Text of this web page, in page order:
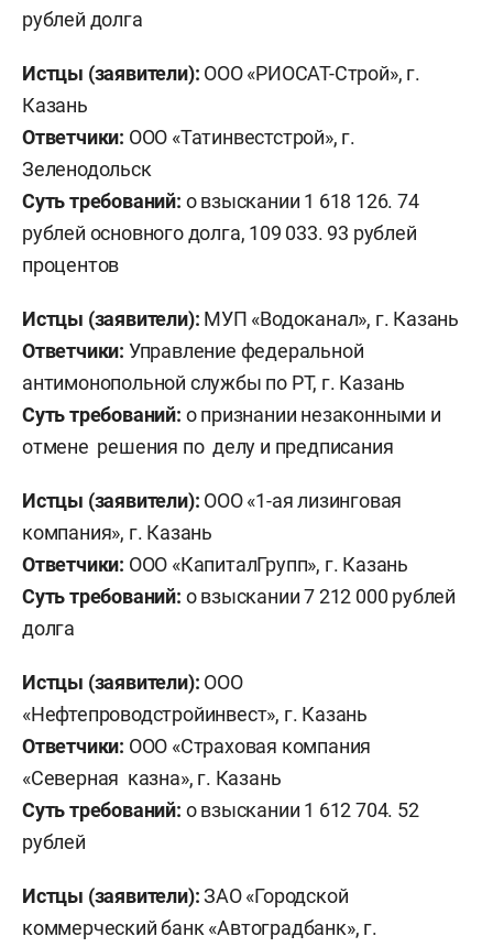
рублей долга
Истцы (заявители): ООО «РИОСАТ-Строй», г.
Казань
Ответчики: ООО «Татинвестстрой», г.
Зеленодольск
Суть требований: о взыскании 1 618 126. 74
рублей основного долга, 109 033. 93 рублей
процентов
Истцы (заявители): МУП «Водоканал», г. Казань
Ответчики: Управление федеральной
антимонопольной службы по РТ, г. Казань
Суть требований: о признании незаконными и
отмене решения по делу и предписания
Истцы (заявители): ООО «1-ая лизинговая
компания», г. Казань
Ответчики: ООО «КапиталГрупп», г. Казань
Суть требований: о взыскании 7 212 000 рублей
долга
Истцы (заявители): ООО
«Нефтепроводстройинвест», г. Казань
Ответчики: ООО «Страховая компания
«Северная казна», г. Казань
Суть требований: о взыскании 1 612 704. 52
рублей
Истцы (заявители):ЗАО «Городской
коммерческий банк «Автоградбанк», г.